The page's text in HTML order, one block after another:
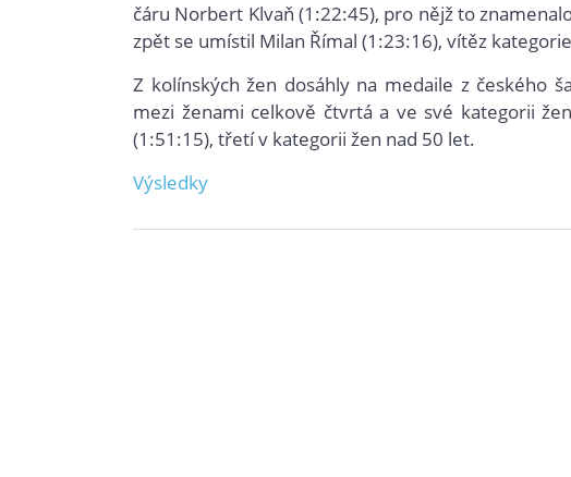
čáru Norbert Klvaň (1:22:45), pro nějž to
zpět se umístil Milan Římal (1:23:16), vítěz
Z kolínských žen dosáhly na medaile z českého
mezi ženami celkově čtvrtá a ve své kategorii
(1:51:15), třetí v kategorii žen nad 50 let.
Výsledky